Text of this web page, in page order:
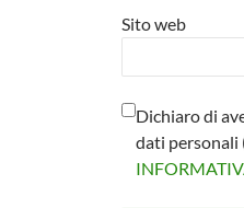
Sito web
Dichiaro di
dati personali